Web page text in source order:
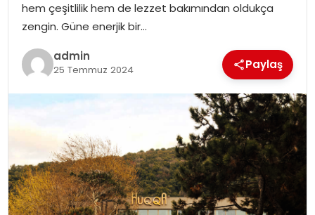
hem çeşitlilik hem de lezzet bakımından oldukça
zengin. Güne enerjik bir…
admin
25 Temmuz 2024 Paylaş